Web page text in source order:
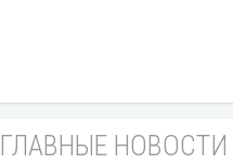
ГЛАВНЫЕ НОВОСТИ